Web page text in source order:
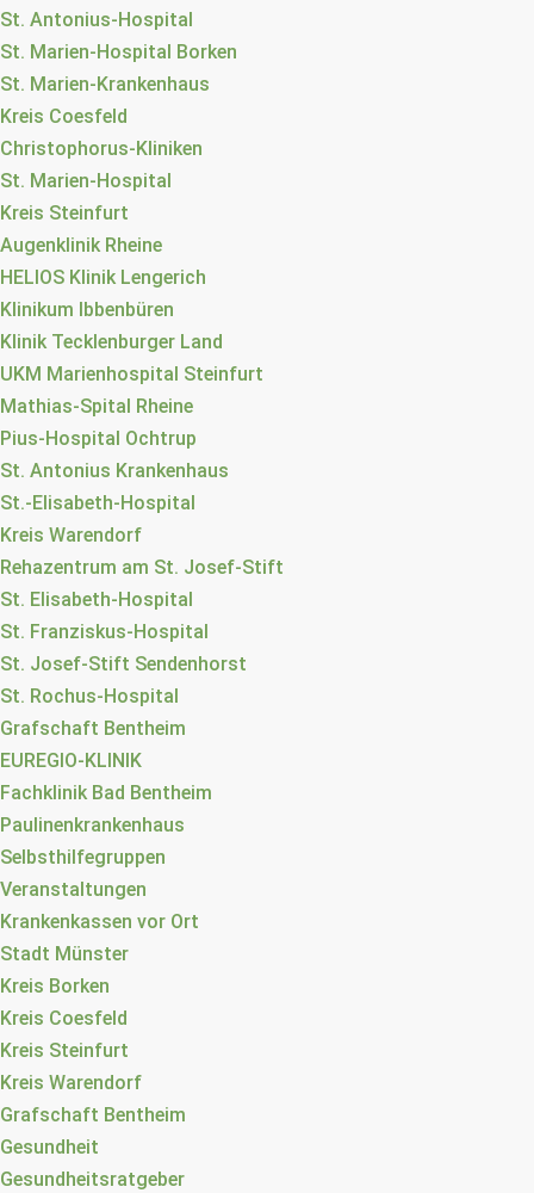
St. Antonius-Hospital
St. Marien-Hospital Borken
St. Marien-Krankenhaus
Kreis Coesfeld
Christophorus-Kliniken
St. Marien-Hospital
Kreis Steinfurt
Augenklinik Rheine
HELIOS Klinik Lengerich
Klinikum Ibbenbüren
Klinik Tecklenburger Land
UKM Marienhospital Steinfurt
Mathias-Spital Rheine
Pius-Hospital Ochtrup
St. Antonius Krankenhaus
St.-Elisabeth-Hospital
Kreis Warendorf
Rehazentrum am St. Josef-Stift
St. Elisabeth-Hospital
St. Franziskus-Hospital
St. Josef-Stift Sendenhorst
St. Rochus-Hospital
Grafschaft Bentheim
EUREGIO-KLINIK
Fachklinik Bad Bentheim
Paulinenkrankenhaus
Selbsthilfegruppen
Veranstaltungen
Krankenkassen vor Ort
Stadt Münster
Kreis Borken
Kreis Coesfeld
Kreis Steinfurt
Kreis Warendorf
Grafschaft Bentheim
Gesundheit
Gesundheitsratgeber